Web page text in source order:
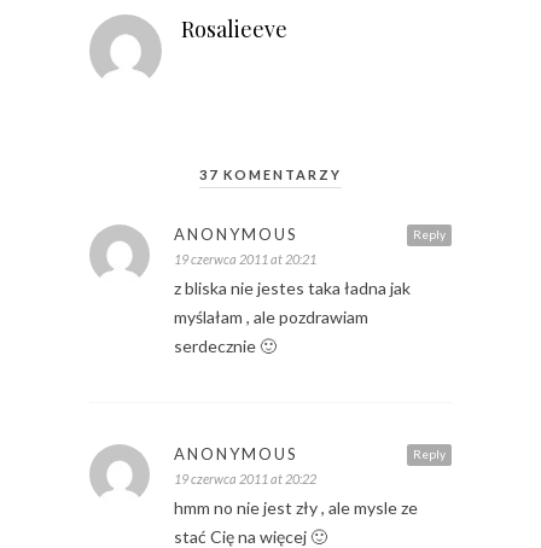
Rosalieeve
37 KOMENTARZY
Reply
ANONYMOUS
19 czerwca 2011 at 20:21
z bliska nie jestes taka ładna jak
myślałam , ale pozdrawiam
serdecznie 🙂
Reply
ANONYMOUS
19 czerwca 2011 at 20:22
hmm no nie jest zły , ale mysle ze
stać Cię na więcej 🙂